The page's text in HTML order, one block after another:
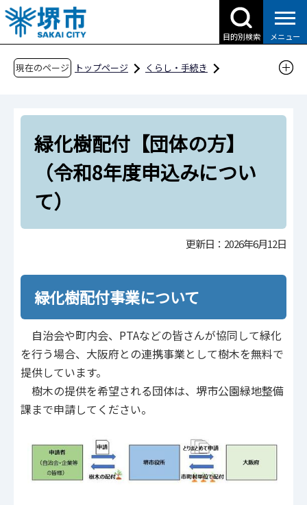
こ
の
ペ
目的別検索 メニュー
現在のページ トップページ
くらし・手続き
みどりを楽しむ・まもる・参加する・学ぶ
市民活動・支援・市民講座
支援
緑化樹配付【団体の方】（令和8年度申込みに
ついて）
緑化樹配付【団体の方】
（令和8年度申込みについ
て）
更新日：2026年6月12日
緑化樹配付事業について
自治会や町内会、PTAなどの皆さんが協同して緑化
を行う場合、大阪府との連携事業として樹木を無料で
提供しています。
樹木の提供を希望される団体は、堺市公園緑地整備
課まで申請してください。